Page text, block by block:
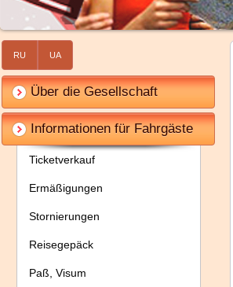
RU UA
Über die Gesellschaft
Informationen für Fahrgäste
Ticketverkauf
Ermäßigungen
Stornierungen
Reisegepäck
Paß, Visum